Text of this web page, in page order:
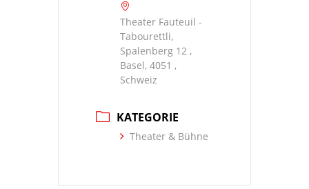
Theater Fauteuil -
Tabourettli,
Spalenberg 12 ,
Basel, 4051 ,
Schweiz
KATEGORIE
Theater & Bühne